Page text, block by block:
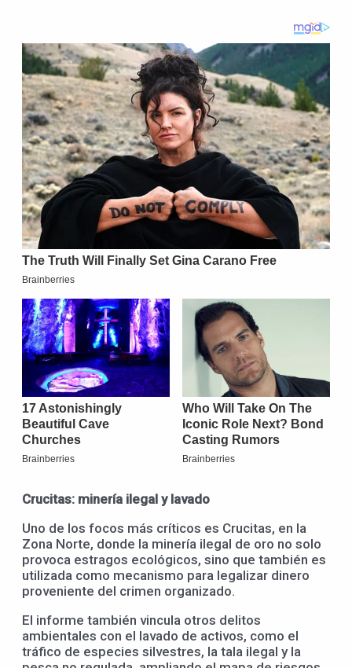
Crucitas: minería ilegal y lavado
Uno de los focos más críticos es Crucitas, en la
Zona Norte, donde la minería ilegal de oro no solo
provoca estragos ecológicos, sino que también es
utilizada como mecanismo para legalizar dinero
proveniente del crimen organizado.
El informe también vincula otros delitos
ambientales con el lavado de activos, como el
tráfico de especies silvestres, la tala ilegal y la